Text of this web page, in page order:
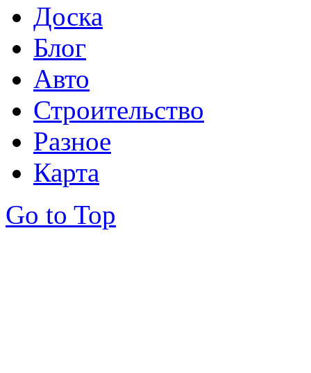
Доска
Блог
Авто
Строительство
Разное
Карта
Go to Top